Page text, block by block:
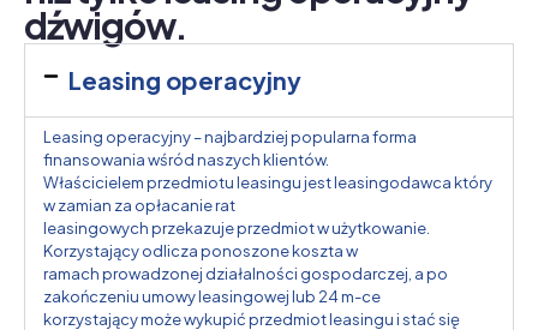
dźwigów.
Leasing operacyjny
Leasing operacyjny – najbardziej popularna forma
finansowania wśród naszych klientów.
Właścicielem przedmiotu leasingu jest leasingodawca który
w zamian za opłacanie rat
leasingowych przekazuje przedmiot w użytkowanie.
Korzystający odlicza ponoszone koszta w
ramach prowadzonej działalności gospodarczej, a po
zakończeniu umowy leasingowej lub 24 m-ce
korzystający może wykupić przedmiot leasingu i stać się